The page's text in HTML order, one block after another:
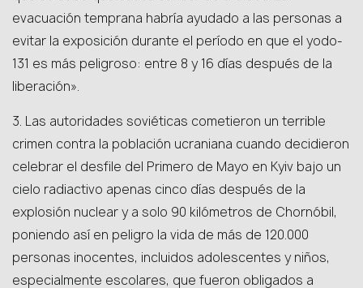
evacuación temprana habría ayudado a las personas a
evitar la exposición durante el período en que el yodo-
131 es más peligroso: entre 8 y 16 días después de la
liberación».
3. Las autoridades soviéticas cometieron un terrible
crimen contra la población ucraniana cuando decidieron
celebrar el desfile del Primero de Mayo en Kyiv bajo un
cielo radiactivo apenas cinco días después de la
explosión nuclear y a solo 90 kilómetros de Chornóbil,
poniendo así en peligro la vida de más de 120.000
personas inocentes, incluidos adolescentes y niños,
especialmente escolares, que fueron obligados a